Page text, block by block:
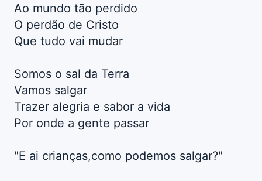
Ao mundo tão perdido
O perdão de Cristo
Que tudo vai mudar
Somos o sal da Terra
Vamos salgar
Trazer alegria e sabor a vida
Por onde a gente passar
"E ai crianças,como podemos salgar?"